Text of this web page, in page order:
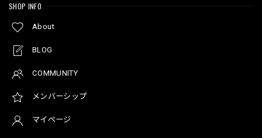
SHOP INFO
About
BLOG
COMMUNITY
メンバーシップ
マイページ